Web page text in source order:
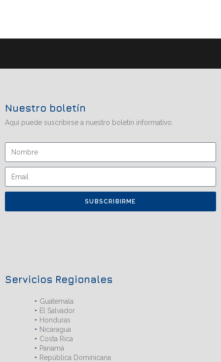
Nuestro boletín
Aquí puede suscribirse a nuestro boletín informativo.
SUBSCRIBIRME
Servicios Regionales
Guatemala
El Salvador
Honduras
Nicaragua
Costa Rica
Panamá
República Dominicana